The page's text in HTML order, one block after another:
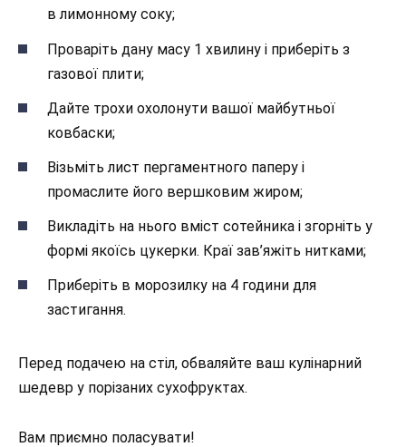
в лимонному соку;
Проваріть дану масу 1 хвилину і приберіть з
газової плити;
Дайте трохи охолонути вашої майбутньої
ковбаски;
Візьміть лист пергаментного паперу і
промаслите його вершковим жиром;
Викладіть на нього вміст сотейника і згорніть у
формі якоїсь цукерки. Краї зав’яжіть нитками;
Приберіть в морозилку на 4 години для
застигання.
Перед подачею на стіл, обваляйте ваш кулінарний
шедевр у порізаних сухофруктах.
Вам приємно поласувати!